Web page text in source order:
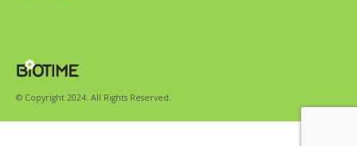
© Copyright 2024. All Rights Reserved.